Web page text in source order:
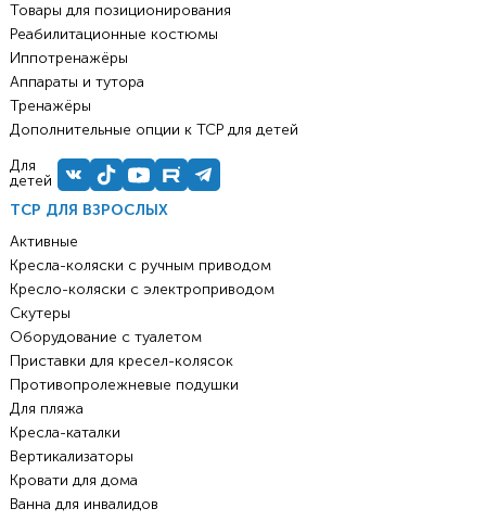
ТСР ДЛЯ ВЗРОСЛЫХ
Активные
Кресла-коляски с ручным приводом
Кресло-коляски с электроприводом
Скутеры
Оборудование с туалетом
Приставки для кресел-колясок
Противопролежневые подушки
Для пляжа
Кресла-каталки
Вертикализаторы
Кровати для дома
Ванна для инвалидов
Товары для позиционирования
Реабилитационные костюмы
Иппотренажёры
Аппараты и тутора
Тренажёры
Дополнительные опции к ТСР для детей
Для
детей